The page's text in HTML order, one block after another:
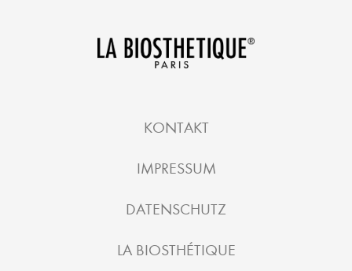
KONTAKT
IMPRESSUM
DATENSCHUTZ
LA BIOSTHÉTIQUE